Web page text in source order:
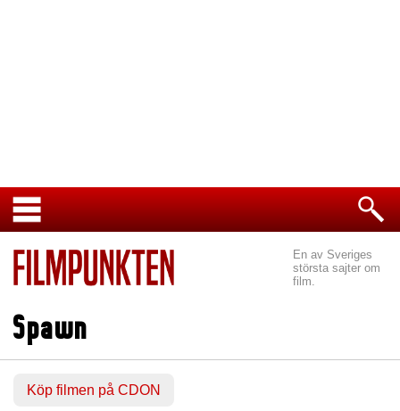
En av Sveriges
största sajter om
film.
Spawn
Köp filmen på CDON